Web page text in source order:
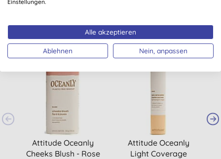
Könnte Dir auch gefallen
Attitude Oceanly
Cheeks Blush - Rose
Attitude Oceanly
Light Coverage
Einstellungen.
Alle akzeptieren
Ablehnen Nein, anpassen